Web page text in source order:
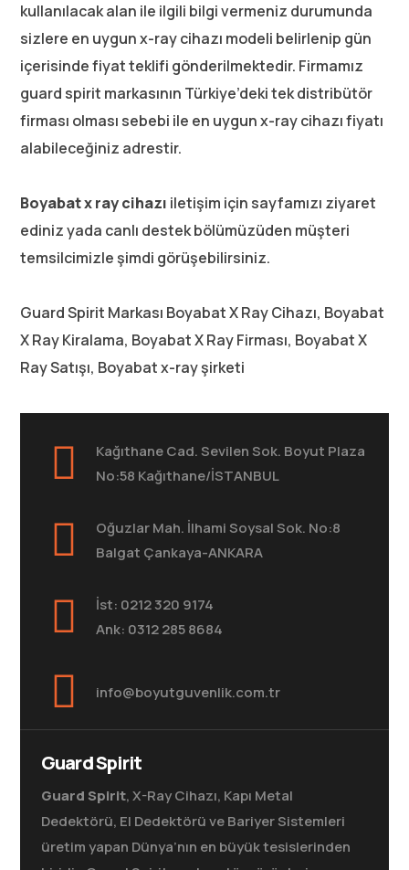
kullanılacak alan ile ilgili bilgi vermeniz durumunda
sizlere en uygun x-ray cihazı modeli belirlenip gün
içerisinde fiyat teklifi gönderilmektedir. Firmamız
guard spirit markasının Türkiye’deki tek distribütör
firması olması sebebi ile en uygun x-ray cihazı fiyatı
alabileceğiniz adrestir.
Boyabat x ray cihazı iletişim için sayfamızı ziyaret
ediniz yada canlı destek bölümüzüden müşteri
temsilcimizle şimdi görüşebilirsiniz.
Guard Spirit Markası Boyabat X Ray Cihazı, Boyabat
X Ray Kiralama, Boyabat X Ray Firması, Boyabat X
Ray Satışı, Boyabat x-ray şirketi
Kağıthane Cad. Sevilen Sok. Boyut Plaza
No:58 Kağıthane/İSTANBUL
Oğuzlar Mah. İlhami Soysal Sok. No:8
Balgat Çankaya-ANKARA
İst: 0212 320 9174
Ank: 0312 285 8684
info@boyutguvenlik.com.tr
Guard Spirit
Guard Spirit, X-Ray Cihazı, Kapı Metal
Dedektörü, El Dedektörü ve Bariyer Sistemleri
üretim yapan Dünya’nın en büyük tesislerinden